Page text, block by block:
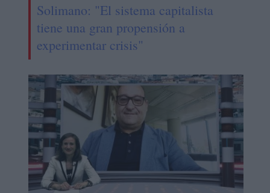
Solimano: "El sistema capitalista
tiene una gran propensión a
experimentar crisis"